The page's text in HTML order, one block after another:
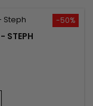
-50%
STEPH